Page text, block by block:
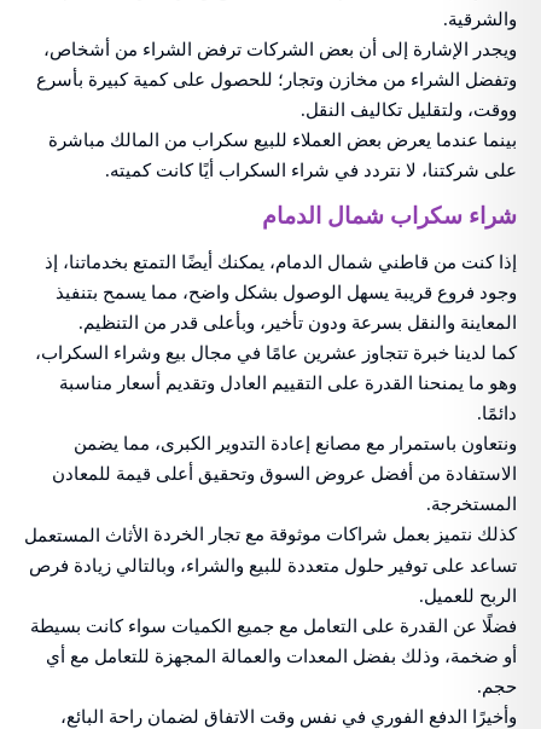
والشرقية.
ويجدر الإشارة إلى أن بعض الشركات ترفض الشراء من أشخاص،
وتفضل الشراء من مخازن وتجار؛ للحصول على كمية كبيرة بأسرع
ووقت، ولتقليل تكاليف النقل.
بينما عندما يعرض بعض العملاء للبيع سكراب من المالك مباشرة
على شركتنا، لا نتردد في شراء السكراب أيًا كانت كميته.
شراء سكراب شمال الدمام
إذا كنت من قاطني شمال الدمام، يمكنك أيضًا التمتع بخدماتنا، إذ
وجود فروع قريبة يسهل الوصول بشكل واضح، مما يسمح بتنفيذ
المعاينة والنقل بسرعة ودون تأخير، وبأعلى قدر من التنظيم.
كما لدينا خبرة تتجاوز عشرين عامًا في مجال بيع وشراء السكراب،
وهو ما يمنحنا القدرة على التقييم العادل وتقديم أسعار مناسبة
دائمًا.
ونتعاون باستمرار مع مصانع إعادة التدوير الكبرى، مما يضمن
الاستفادة من أفضل عروض السوق وتحقيق أعلى قيمة للمعادن
المستخرجة.
كذلك نتميز بعمل شراكات موثوقة مع تجار الخردة
الأثاث المستعمل
تساعد على توفير حلول متعددة للبيع والشراء، وبالتالي زيادة فرص
الربح للعميل.
فضلًا عن القدرة على التعامل مع جميع الكميات سواء كانت بسيطة
أو ضخمة، وذلك بفضل المعدات والعمالة المجهزة للتعامل مع أي
حجم.
وأخيرًا الدفع الفوري في نفس وقت الاتفاق لضمان راحة البائع،